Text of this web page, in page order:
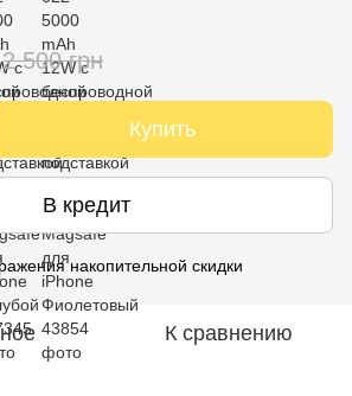
2 500 грн
Купить
В кредит
накопительной скидки
К сравнению